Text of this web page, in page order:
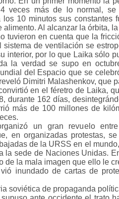
4 veces más de lo normal, se
los 10 minutos sus constantes
alimento. Al alcanzar la órbita,
tuvieron en cuenta que la
sistema de ventilación se
interior, por lo que Laika sólo
la verdad se supo en
del Espacio que se
Dimitri Malashenkov, que
en el féretro de Laika,
durante 162 días,
más de 100 millones de
un gran revuelo
en organizadas protestas,
de la URSS en el
la sede de Naciones Unidas.
de la mala imagen que ello le
inundado de cartas de
soviética de propaganda